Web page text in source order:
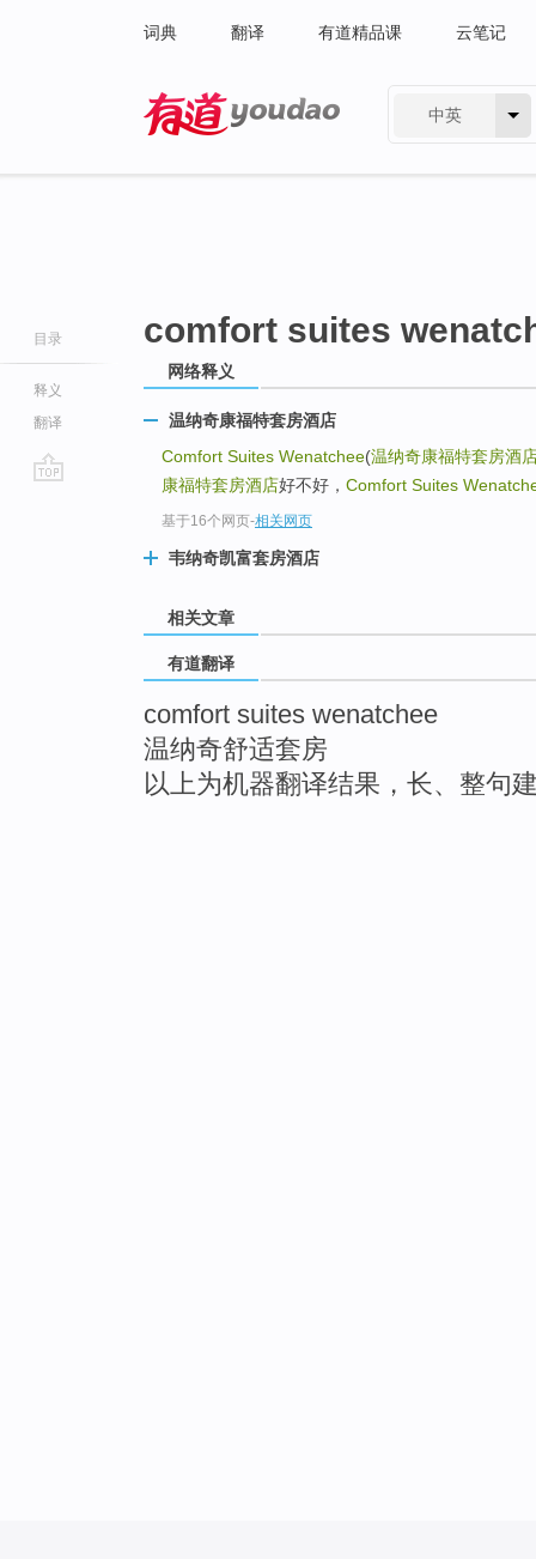
词典 翻译 有道精品课 云笔记
中英
目录
释义
翻译
comfort suites
网络释义
温纳奇康福特套房酒店
Comfort Suites Wenatchee(温纳奇康福特套房酒
康福特套房酒店好不好， Comfort Suites
基于16个网页-相关网页
韦纳奇凯富套房酒店
相关文章
有道翻译
comfort suites wenatchee
温纳奇舒适套房
以上为机器翻译结果，长、整句